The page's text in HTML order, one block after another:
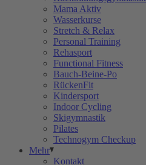
Mama Aktiv
Wasserkurse
Stretch & Relax
Personal Training
Rehasport
Functional Fitness
Bauch-Beine-Po
RückenFit
Kindersport
Indoor Cycling
Skigymnastik
Pilates
Technogym Checkup
Mehr
Kontakt